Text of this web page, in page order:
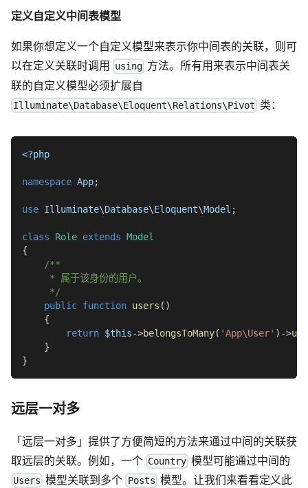
定义自定义中间表模型
如果你想定义一个自定义模型来表示你中间表的关联，则可
以在定义关联时调用
using 方法。所有用来表示中间表关
联的自定义模型必须扩展自
Illuminate\Database\Eloquent\Relations\Pivot 类：
<?php
namespace App;
use Illuminate\Database\Eloquent\Model ;
class Role extends Model
{
/**
     * 属于该身份的用户。
     */
public function users ( )
{
return $this->belongsToMany( 'App\User' ) ->
}
}
远层一对多
「远层一对多」提供了方便简短的方法来通过中间的关联获
取远层的关联。例如，一个 Country 模型可能通过中间的
Users 模型关联到多个 Posts 模型。让我们来看看定义此